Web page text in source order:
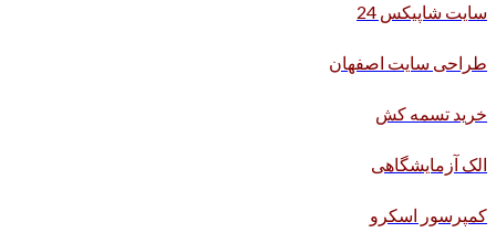
سایت شاپیکس 24
طراحی سایت اصفهان
خرید تسمه کش
الک آزمایشگاهی
کمپرسور اسکرو